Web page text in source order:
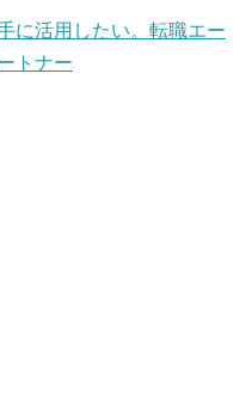
に活用したい。転職エー
トナー